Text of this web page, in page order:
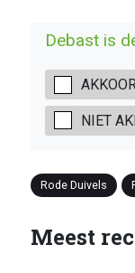
Debast is
NIET
Rode Duivels
Meest